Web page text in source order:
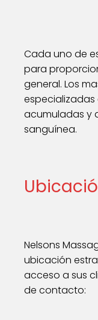
Cada uno de
para
general. Los
acumuladas y
sanguínea.
Nelsons
ubicación
acceso a sus
de contacto: